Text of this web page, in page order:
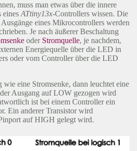
muss man etwas über die innere
eines ATtiny13x-Controllers wissen. Die
eines Mikrocontrollers werden
Je nach äußerer Beschaltung
oder Stromquelle, je nachdem,
Energiequelle über die LED in
oder vom Controller über die LED
eine Stromsenke, dann leuchtet eine
Ausgang auf LOW gezogen wird
ist bei einem Controller ein
Ein anderer Transistor wird
auf HIGH gelegt wird.